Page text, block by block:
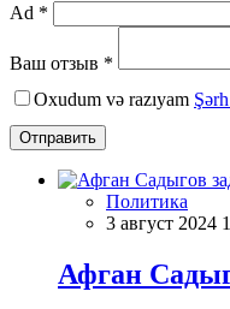
Ad *
Ваш отзыв *
Oxudum və razıyam
Отправить
Политика
3 август 2024
Афган